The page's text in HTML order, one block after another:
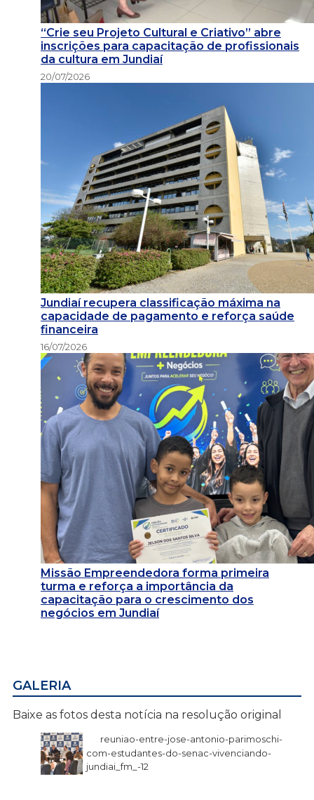
“Crie seu Projeto Cultural e Criativo” abre
inscrições para capacitação de profissionais
da cultura em Jundiaí
20/07/2026
Jundiaí recupera classificação máxima na
capacidade de pagamento e reforça saúde
financeira
16/07/2026
Missão Empreendedora forma primeira
turma e reforça a importância da
capacitação para o crescimento dos
negócios em Jundiaí
GALERIA
Baixe as fotos desta notícia na resolução original
reuniao-entre-jose-antonio-parimoschi-
com-estudantes-do-senac-vivenciando-
jundiai_fm_-12